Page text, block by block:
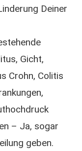
Deiner
Gicht,
Crohn, Colitis
– Ja, sogar
geben.